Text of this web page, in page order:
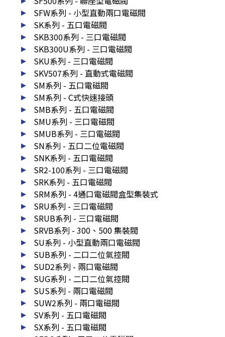
SFW系列 - 小型直動兩口電磁閥
SK系列 - 五口電磁閥
SKB300系列 - 三口電磁閥
SKB300U系列 - 三口電磁閥
SKU系列 - 三口電磁閥
SKV507系列 - 直動式電磁閥
SM系列 - 五口電磁閥
SM系列 - C式快速接頭
SMB系列 - 五口電磁閥
SMU系列 - 三口電磁閥
SMUB系列 - 三口電磁閥
SN系列 - 五口二位電磁閥
SNK系列 - 五口電磁閥
SR2-100系列 - 三口電磁閥
SRK系列 - 五口電磁閥
SRM系列 - 4通口電磁閥盒型集裝式
SRU系列 - 三口電磁閥
SRUB系列 - 三口電磁閥
SRVB系列 - 300、500 集裝閥
SU系列 - 小型直動兩口電磁閥
SUB系列 - 二口二位氣控閥
SUD2系列 - 兩口電磁閥
SUG系列 - 二口二位氣控閥
SUS系列 - 兩口電磁閥
SUW2系列 - 兩口電磁閥
SV系列 - 五口電磁閥
SX系列 - 五口電磁閥